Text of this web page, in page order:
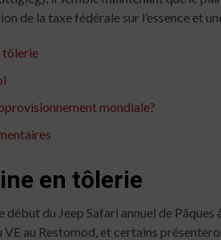
de la taxe fédérale sur l’essence et
tôlerie
mondiale?
en tôlerie
début du Jeep Safari annuel de
VE au Restomod, et certains